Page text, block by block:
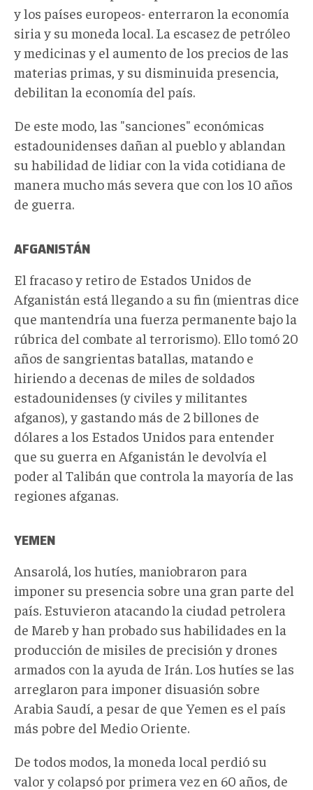
y los países europeos- enterraron la economía
siria y su moneda local. La escasez de petróleo
y medicinas y el aumento de los precios de las
materias primas, y su disminuida presencia,
debilitan la economía del país.
De este modo, las "sanciones" económicas
estadounidenses dañan al pueblo y ablandan
su habilidad de lidiar con la vida cotidiana de
manera mucho más severa que con los 10 años
de guerra.
AFGANISTÁN
El fracaso y retiro de Estados Unidos de
Afganistán está llegando a su fin (mientras dice
que mantendría una fuerza permanente bajo la
rúbrica del combate al terrorismo). Ello tomó 20
años de sangrientas batallas, matando e
hiriendo a decenas de miles de soldados
estadounidenses (y civiles y militantes
afganos), y gastando más de 2 billones de
dólares a los Estados Unidos para entender
que su guerra en Afganistán le devolvía el
poder al Talibán que controla la mayoría de las
regiones afganas.
YEMEN
Ansarolá, los hutíes, maniobraron para
imponer su presencia sobre una gran parte del
país. Estuvieron atacando la ciudad petrolera
de Mareb y han probado sus habilidades en la
producción de misiles de precisión y drones
armados con la ayuda de Irán. Los hutíes se las
arreglaron para imponer disuasión sobre
Arabia Saudí, a pesar de que Yemen es el país
más pobre del Medio Oriente.
De todos modos, la moneda local perdió su
valor y colapsó por primera vez en 60 años, de